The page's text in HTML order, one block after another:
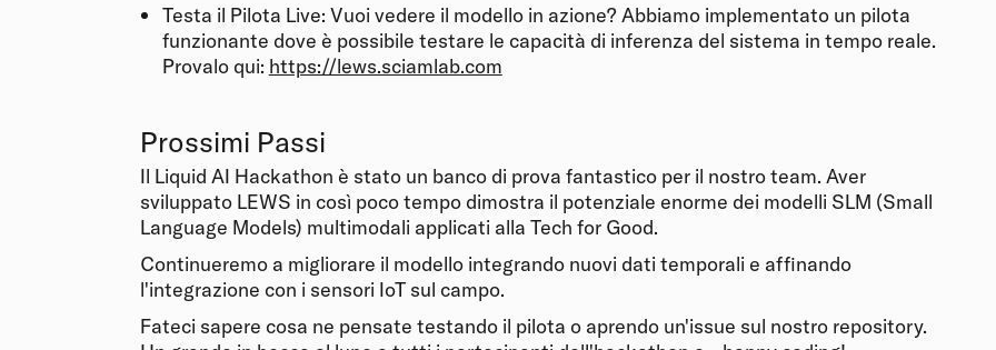
Testa il Pilota Live: Vuoi vedere il modello in azione? Abbiamo implementato un pilota
funzionante dove è possibile testare le capacità di inferenza del sistema in tempo reale.
Provalo qui: https://lews.sciamlab.com
Prossimi Passi
Il Liquid AI Hackathon è stato un banco di prova fantastico per il nostro team. Aver
sviluppato LEWS in così poco tempo dimostra il potenziale enorme dei modelli SLM (Small
Language Models) multimodali applicati alla Tech for Good.
Continueremo a migliorare il modello integrando nuovi dati temporali e affinando
l'integrazione con i sensori IoT sul campo.
Fateci sapere cosa ne pensate testando il pilota o aprendo un'issue sul nostro repository.